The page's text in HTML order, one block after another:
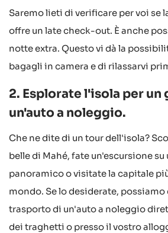
Saremo lieti di verificare per voi se
offre un late check-out. È anche
notte extra. Questo vi dà la
bagagli in camera e di rilassarvi
2. Esplorate l'isola per un
un'auto a noleggio.
Che ne dite di un tour dell'isola?
belle di Mahé, fate un'escursione su
panoramico o visitate la capitale
mondo. Se lo desiderate, possiamo
trasporto di un'auto a noleggio
dei traghetti o presso il vostro